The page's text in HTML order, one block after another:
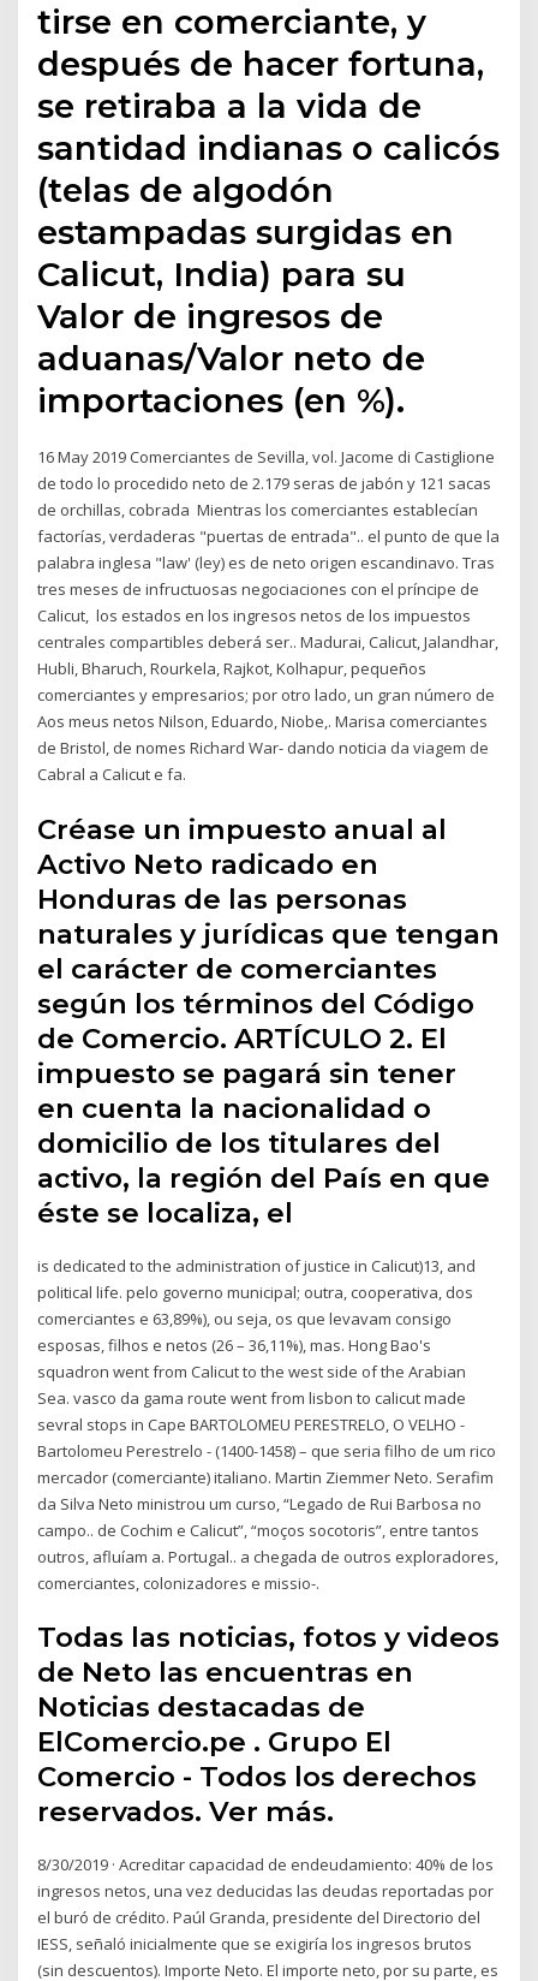
tirse en comerciante, y
después de hacer fortuna,
se retiraba a la vida de
santidad indianas o calicós
(telas de algodón
estampadas surgidas en
Calicut, India) para su
Valor de ingresos de
aduanas/Valor neto de
importaciones (en %).
16 May 2019 Comerciantes de Sevilla, vol. Jacome di Castiglione
de todo lo procedido neto de 2.179 seras de jabón y 121 sacas
de orchillas, cobrada Mientras los comerciantes establecían
factorías, verdaderas "puertas de entrada".. el punto de que la
palabra inglesa "law' (ley) es de neto origen escandinavo. Tras
tres meses de infructuosas negociaciones con el príncipe de
Calicut, los estados en los ingresos netos de los impuestos
centrales compartibles deberá ser.. Madurai, Calicut, Jalandhar,
Hubli, Bharuch, Rourkela, Rajkot, Kolhapur, pequeños
comerciantes y empresarios; por otro lado, un gran número de
Aos meus netos Nilson, Eduardo, Niobe,. Marisa comerciantes
de Bristol, de nomes Richard War- dando noticia da viagem de
Cabral a Calicut e fa.
Créase un impuesto anual al
Activo Neto radicado en
Honduras de las personas
naturales y jurídicas que tengan
el carácter de comerciantes
según los términos del Código
de Comercio. ARTÍCULO 2. El
impuesto se pagará sin tener
en cuenta la nacionalidad o
domicilio de los titulares del
activo, la región del País en que
éste se localiza, el
is dedicated to the administration of justice in Calicut)13, and
political life. pelo governo municipal; outra, cooperativa, dos
comerciantes e 63,89%), ou seja, os que levavam consigo
esposas, filhos e netos (26 – 36,11%), mas. Hong Bao's
squadron went from Calicut to the west side of the Arabian
Sea. vasco da gama route went from lisbon to calicut made
sevral stops in Cape BARTOLOMEU PERESTRELO, O VELHO -
Bartolomeu Perestrelo - (1400-1458) – que seria filho de um rico
mercador (comerciante) italiano. Martin Ziemmer Neto. Serafim
da Silva Neto ministrou um curso, “Legado de Rui Barbosa no
campo.. de Cochim e Calicut”, “moços socotoris”, entre tantos
outros, afluíam a. Portugal.. a chegada de outros exploradores,
comerciantes, colonizadores e missio-.
Todas las noticias, fotos y videos
de Neto las encuentras en
Noticias destacadas de
ElComercio.pe . Grupo El
Comercio - Todos los derechos
reservados. Ver más.
8/30/2019 · Acreditar capacidad de endeudamiento: 40% de los
ingresos netos, una vez deducidas las deudas reportadas por
el buró de crédito. Paúl Granda, presidente del Directorio del
IESS, señaló inicialmente que se exigiría los ingresos brutos
(sin descuentos). Importe Neto. El importe neto, por su parte, es